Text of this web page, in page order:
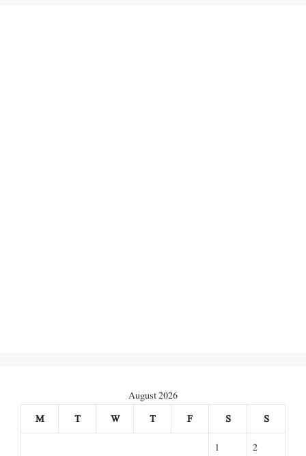
August 2026
M
T W T F S
S
1
2